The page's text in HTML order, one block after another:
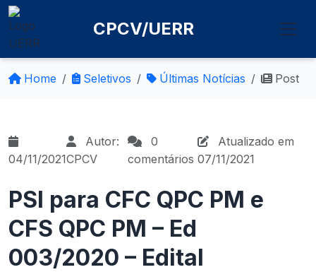
CPCV/UERR
Home Seletivos Últimas Notícias Post
04/11/2021
Autor:
CPCV
0
comentários
Atualizado em
07/11/2021
PSI para CFC QPC PM e
CFS QPC PM – Ed
003/2020 – Edital